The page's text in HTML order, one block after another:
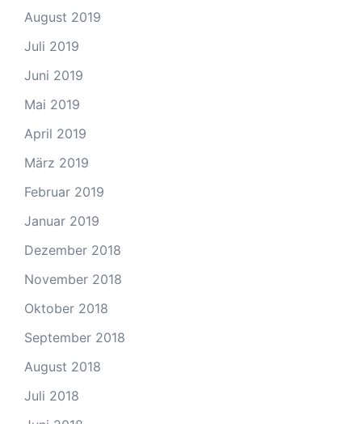
August 2019
Juli 2019
Juni 2019
Mai 2019
April 2019
März 2019
Februar 2019
Januar 2019
Dezember 2018
November 2018
Oktober 2018
September 2018
August 2018
Juli 2018